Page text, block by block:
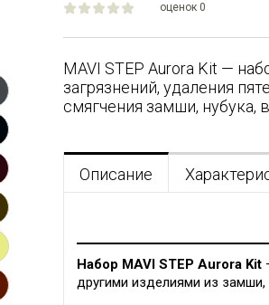
оценок 0
MAVI STEP Aurora Kit —
загрязнений, удаления
смягчения замши, нубука,
Описание
Набор MAVI STEP Aurora Kit
другими изделиями из